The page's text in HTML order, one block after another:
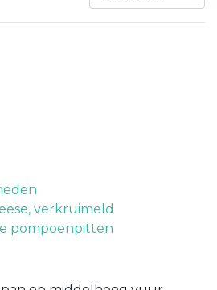
verkruimeld
pompoenpitten